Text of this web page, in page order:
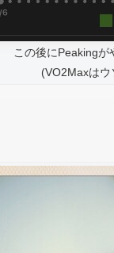
この後にPeakingが
(VO2Maxは